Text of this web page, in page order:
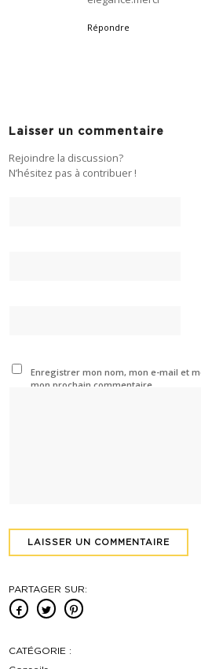
Répondre
Laisser un commentaire
Rejoindre la discussion?
N’hésitez pas à contribuer !
Enregistrer mon nom, mon e-mail et
mon prochain commentaire.
PARTAGER SUR:
CATÉGORIE :